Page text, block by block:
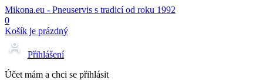
Mikona.eu - Pneuservis s tradicí od roku 1992
0
Košík je prázdný
Přihlášení
Účet mám a chci se přihlásit